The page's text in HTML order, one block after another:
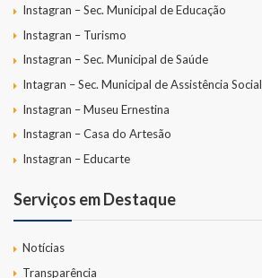
Instagran – Sec. Municipal de Educação
Instagran – Turismo
Instagran – Sec. Municipal de Saúde
Intagran – Sec. Municipal de Assistência Social
Instagran – Museu Ernestina
Instagran – Casa do Artesão
Instagran – Educarte
Serviços em Destaque
Notícias
Transparência